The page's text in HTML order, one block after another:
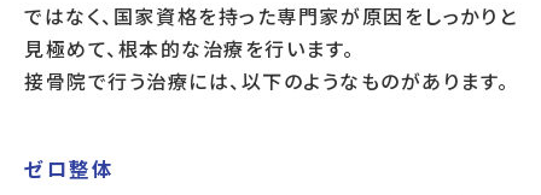
ではなく、国家資格を持った専門家が原因をしっかりと
見極めて、根本的な治療を行います。
接骨院で行う治療には、以下のようなものがあります。
ゼロ整体